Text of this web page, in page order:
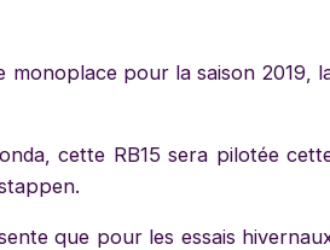
monoplace pour la saison 2019,
cette RB15 sera pilotée
que pour les essais